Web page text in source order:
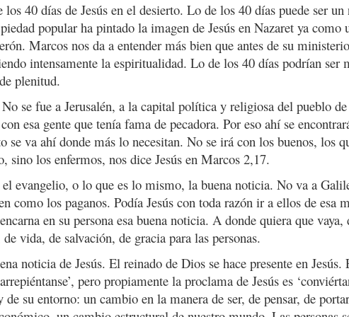
40 días de Jesús en el desierto. Lo de los 40 días puede ser
popular ha pintado la imagen de Jesús en Nazaret ya como
Marcos nos da a entender más bien que antes de su
intensamente la espiritualidad. Lo de los 40 días podrían ser
plenitud.
se fue a Jerusalén, a la capital política y religiosa del pueblo
esa gente que tenía fama de pecadora. Por eso ahí se
se va ahí donde más lo necesitan. No se irá con los buenos, los
sino los enfermos, nos dice Jesús en Marcos 2,17.
evangelio, o lo que es lo mismo, la buena noticia. No va a
como los paganos. Podía Jesús con toda razón ir a ellos de esa
en su persona esa buena noticia. A donde quiera que
vida, de salvación, de gracia para las personas.
noticia de Jesús. El reinado de Dios se hace presente en
pero propiamente la proclama de Jesús es
su entorno: un cambio en la manera de ser, de pensar, de